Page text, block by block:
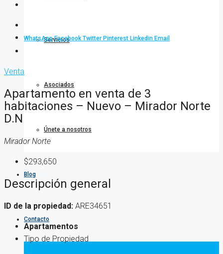
Servicios
Asociados
Únete a nosotros
Blog
Contacto
WhatsApp Facebook Twitter Pinterest Linkedin Email
Venta
Apartamento en venta de 3
habitaciones – Nuevo – Mirador Norte
D.N
Mirador Norte
$293,650
Descripción general
ID de la propiedad: ARE34651
Apartamentos
Tipo de Propiedad